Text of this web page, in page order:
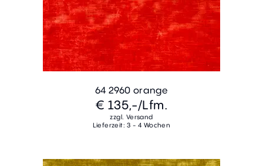
64 2960 orange
€ 135,-/Lfm.
zzgl. Versand
Lieferzeit: 3 - 4 Wochen